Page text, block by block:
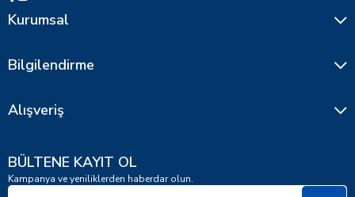
Kurumsal
Bilgilendirme
Alışveriş
BÜLTENE KAYIT OL
Kampanya ve yeniliklerden haberdar olun.